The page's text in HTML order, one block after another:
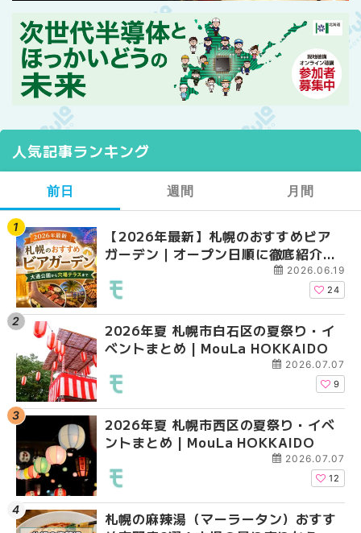
人気記事ランキング
前日
【2026年最新】札幌のおすすめビア
ガーデン｜オープン日順に徹底紹介！
大通公園から穴場テラスまで | MouLa
HOKKAIDO
2026.06.19
24
2026年夏 札幌市白石区の夏祭り・イ
ベントまとめ | MouLa HOKKAIDO
2026.07.07
9
2026年夏 札幌市西区の夏祭り・イベ
ントまとめ | MouLa HOKKAIDO
2026.07.07
12
札幌の麻辣湯（マーラータン）おすす
週間
【2026年最新】札幌
ガーデン｜オープン日
大通公園から穴場テ
2026年夏 札幌市西区
ントまとめ | MouLa
2026年夏 札幌市北区
ントまとめ | MouLa
2026年夏 札幌市手稲
月間
【2026年最新】札幌
ガーデン｜オープン日
大通公園から穴場テ
2026年夏 札幌市北区
ントまとめ | MouLa
2026年夏 札幌市白石
ベントまとめ |
2026年夏 札幌市西区